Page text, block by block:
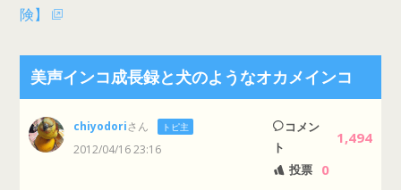
険】
美声インコ成長録と犬のようなオカメインコ
chiyodoriさん トピ主
2012/04/16 23:16
コメン
ト
1,494
投票 0